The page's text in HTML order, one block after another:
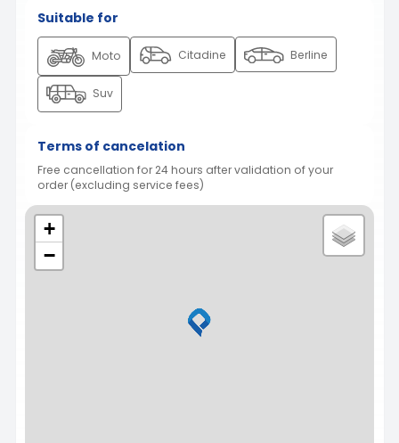
Suitable for
Moto Citadine Berline
Suv
Terms of cancelation
Free cancellation for 24 hours after validation of your
order (excluding service fees)
+
−